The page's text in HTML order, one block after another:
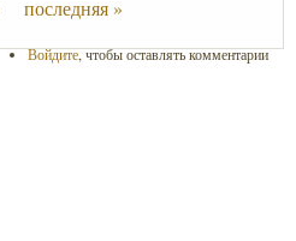
последняя »
Войдите, чтобы оставлять комментарии